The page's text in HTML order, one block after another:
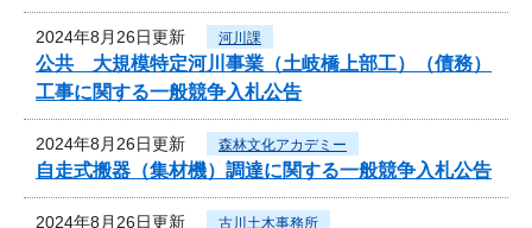
2024年8月26日更新 河川課
公共 大規模特定河川事業（土岐橋上部工）（債務）
工事に関する一般競争入札公告
2024年8月26日更新 森林文化アカデミー
自走式搬器（集材機）調達に関する一般競争入札公告
2024年8月26日更新 古川土木事務所